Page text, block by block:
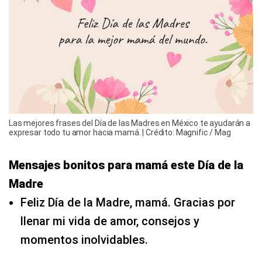
Las mejores frases del Día de las Madres en México te ayudarán a
expresar todo tu amor hacia mamá. | Crédito: Magnific / Mag
Mensajes bonitos para mamá este Día de la
Madre
Feliz Día de la Madre, mamá. Gracias por
llenar mi vida de amor, consejos y
momentos inolvidables.